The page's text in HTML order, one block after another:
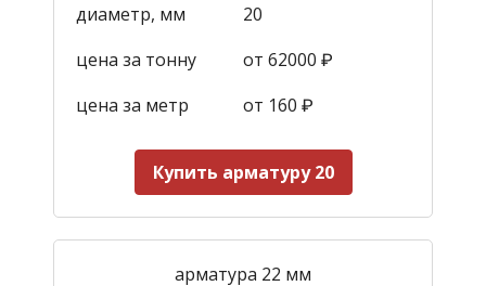
диаметр, мм
20
цена за тонну
от 62000 ₽
цена за метр
от 160 ₽
Купить арматуру 20
арматура 22 мм